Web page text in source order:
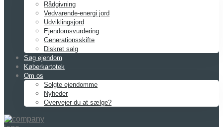
Rådgivning
Vedvarende-energi jord
Udviklingsjord
Ejendomsvurdering
Generationsskifte
Diskret salg
Søg ejendom
Køberkartotek
Om os
Solgte ejendomme
Nyheder
Overvejer du at sælge?